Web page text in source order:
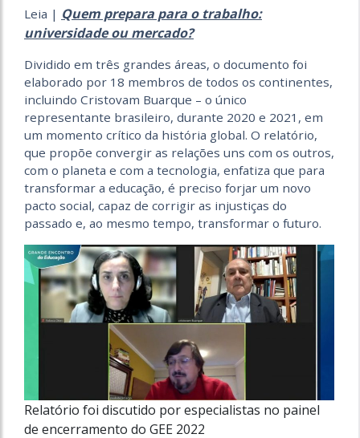
Leia | Quem prepara para o trabalho:
universidade ou mercado?
Dividido em três grandes áreas, o documento foi
elaborado por 18 membros de todos os continentes,
incluindo Cristovam Buarque – o único
representante brasileiro, durante 2020 e 2021, em
um momento crítico da história global. O relatório,
que propõe convergir as relações uns com os outros,
com o planeta e com a tecnologia, enfatiza que para
transformar a educação, é preciso forjar um novo
pacto social, capaz de corrigir as injustiças do
passado e, ao mesmo tempo, transformar o futuro.
Relatório foi discutido por especialistas no painel
de encerramento do GEE 2022